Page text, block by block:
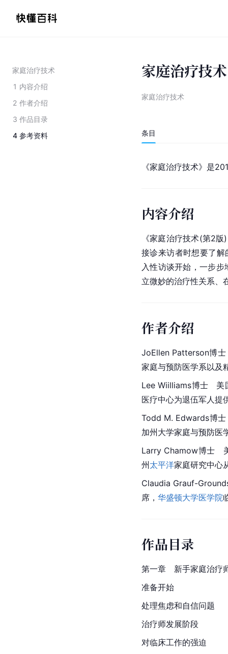
家庭治疗技术
1 内容介绍
2 作者介绍
3 作品目录
4 参考资料
家庭治疗技术
家庭治疗技术
条目
《家庭治疗技术》是
内容介绍
《家庭治疗技术(第2
接诊来访者时想要了解
入性访谈开始，一步
立微妙的治疗性关系、
作者介绍
JoEllen Patterson博士
家庭与预防医学系以及
Lee Wiilliams博士　美
医疗中心为退伍军人提
Todd M. Edwards博士
加州大学家庭与预防医
Larry Chamow博士　
州太平洋家庭研究中心
Claudia Grauf-
席， 华盛顿大学医学院
作品目录
第一章　新手家庭治疗
准备开始
处理焦虑和自信问题
治疗师发展阶段
对临床工作的强迫